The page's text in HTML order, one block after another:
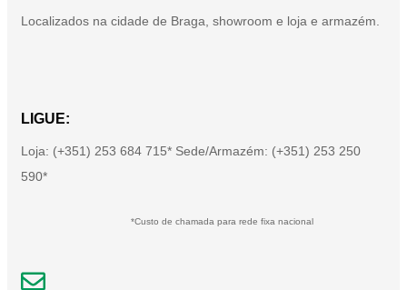
Localizados na cidade de Braga, showroom e loja e armazém.
LIGUE:
Loja: (+351) 253 684 715* Sede/Armazém: (+351) 253 250
590*
*Custo de chamada para rede fixa nacional